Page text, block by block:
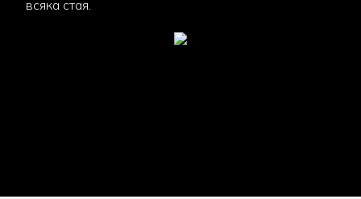
всяка стая.